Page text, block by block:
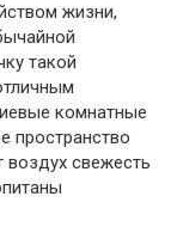
жизни,
такой
комнатные
пространство
свежесть